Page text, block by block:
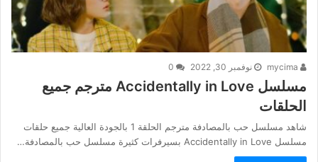
نوفمبر 30, 2022
مسلسل Accidentally in Love مترجم جميع
الحلقات
شاهد مسلسل حب بالمصادفة مترجم الحلقة 1 بالجودة العالية جميع حلقات
مسلسل Accidentally in Love بسيرفرات كثيرة مسلسل حب بالمصادفة…